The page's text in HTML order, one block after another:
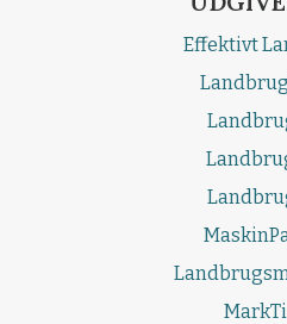
Effektivt